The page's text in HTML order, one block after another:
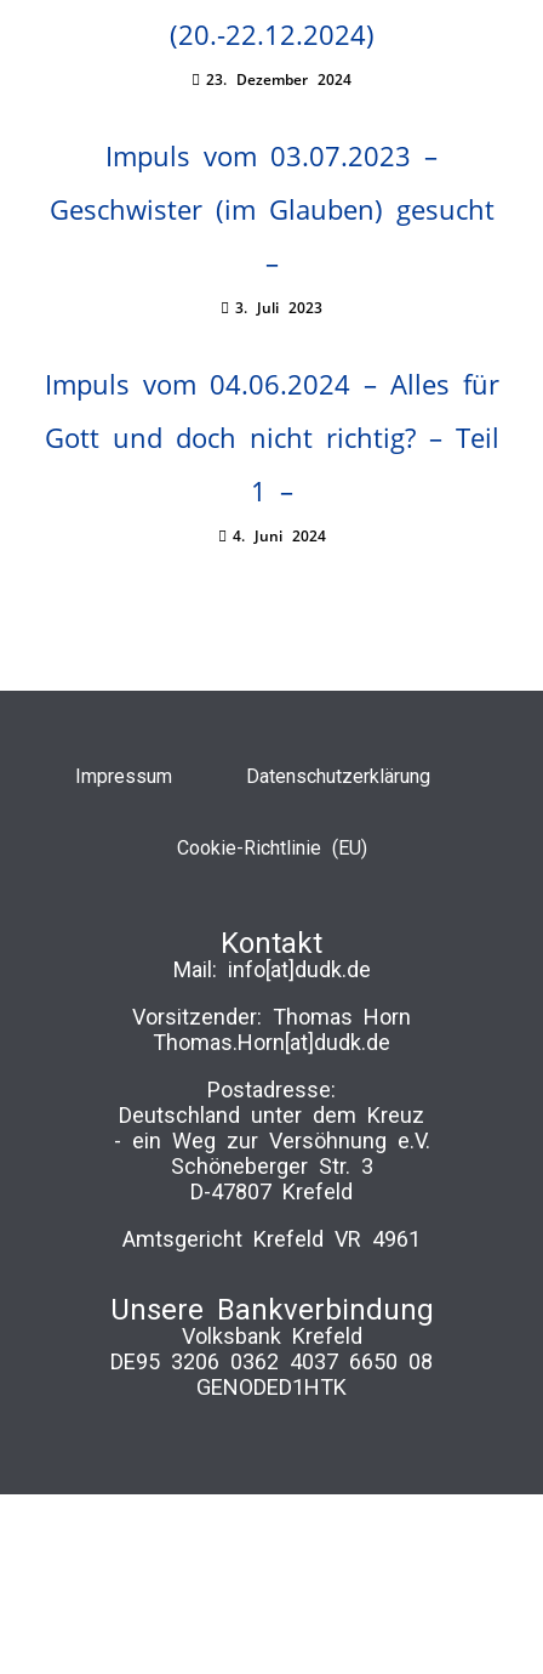
(20.-22.12.2024)
23. Dezember 2024
Impuls vom 03.07.2023 –
Geschwister (im Glauben) gesucht
–
3. Juli 2023
Impuls vom 04.06.2024 – Alles für
Gott und doch nicht richtig? – Teil
1 –
4. Juni 2024
Impressum Datenschutzerklärung
Cookie-Richtlinie (EU)
Kontakt
Mail: info[at]dudk.de
Vorsitzender: Thomas Horn
Thomas.Horn[at]dudk.de
Postadresse:
Deutschland unter dem Kreuz
-­ ein Weg zur Versöhnung e.V.
Schöneberger Str. 3
D-47807 Krefeld
Amtsgericht Krefeld VR 4961
Unsere Bankverbindung
Volksbank Krefeld
DE95 3206 0362 4037 6650 08
GENODED1HTK